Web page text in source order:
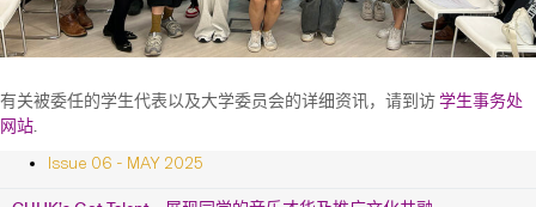
有关被委任的学生代表以及大学委员会的详细资讯，请到访学生事务处
网站.
Issue 06 - MAY 2025